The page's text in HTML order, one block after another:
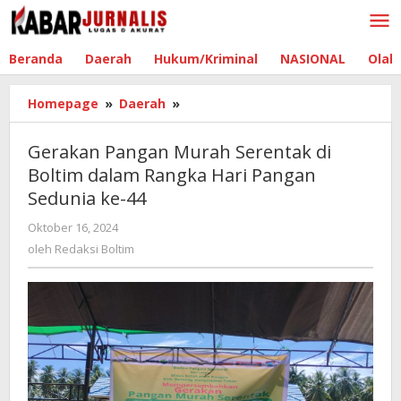
Lewati
ke
Beranda Daerah Hukum/Kriminal NASIONAL
Homepage » Daerah »
Pangan
Murah
Serentak
di
Pangan
44
Gerakan Pangan Murah Serentak di
Boltim dalam Rangka Hari Pangan
Sedunia ke-44
Oktober 16, 2024
Redaksi
oleh Redaksi Boltim